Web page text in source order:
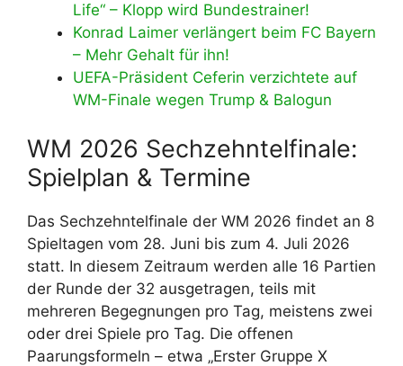
Life“ – Klopp wird Bundestrainer!
Konrad Laimer verlängert beim FC Bayern
– Mehr Gehalt für ihn!
UEFA-Präsident Ceferin verzichtete auf
WM-Finale wegen Trump & Balogun
WM 2026 Sechzehntelfinale:
Spielplan & Termine
Das Sechzehntelfinale der WM 2026 findet an 8
Spieltagen vom 28. Juni bis zum 4. Juli 2026
statt. In diesem Zeitraum werden alle 16 Partien
der Runde der 32 ausgetragen, teils mit
mehreren Begegnungen pro Tag, meistens zwei
oder drei Spiele pro Tag. Die offenen
Paarungsformeln – etwa „Erster Gruppe X